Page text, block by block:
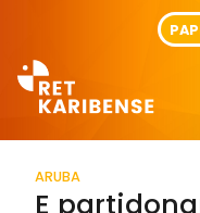
ARUBA
E